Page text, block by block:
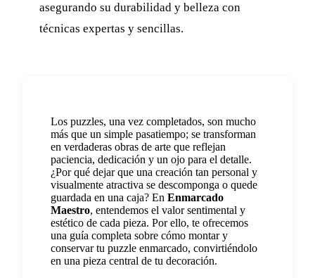
asegurando su durabilidad y belleza con
técnicas expertas y sencillas.
Los puzzles, una vez completados, son mucho
más que un simple pasatiempo; se transforman
en verdaderas obras de arte que reflejan
paciencia, dedicación y un ojo para el detalle.
¿Por qué dejar que una creación tan personal y
visualmente atractiva se descomponga o quede
guardada en una caja? En Enmarcado
Maestro, entendemos el valor sentimental y
estético de cada pieza. Por ello, te ofrecemos
una guía completa sobre cómo montar y
conservar tu puzzle enmarcado, convirtiéndolo
en una pieza central de tu decoración.